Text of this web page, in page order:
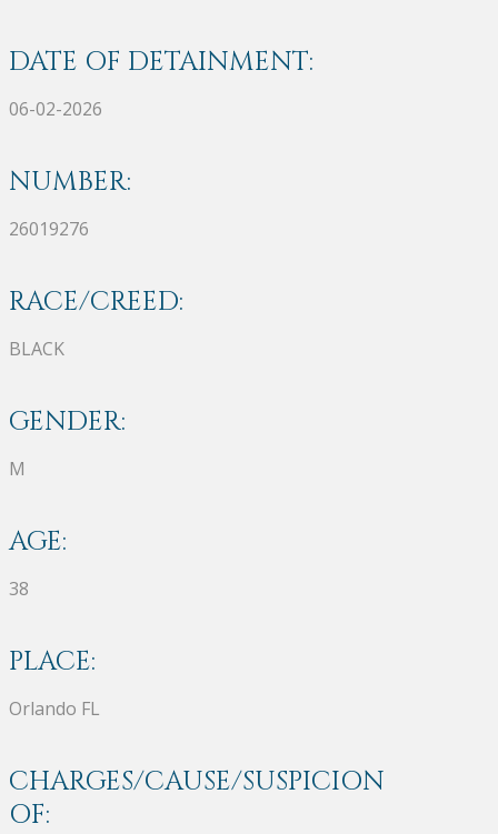
DATE OF DETAINMENT:
06-02-2026
NUMBER:
26019276
RACE/CREED:
BLACK
GENDER:
M
AGE:
38
PLACE:
Orlando FL
CHARGES/CAUSE/SUSPICION
OF: